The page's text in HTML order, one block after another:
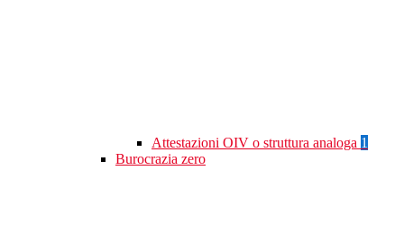
Attestazioni OIV o struttura analoga 1
Burocrazia zero